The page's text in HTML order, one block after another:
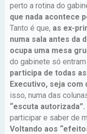
perto a rotina do
que nada acontece
Tanto é que, as ex-
numa sala antes da
ocupa uma mesa
do gabinete só
participa de todas
Executivo, seja
isso, numa das
“escuta autorizada”.
participar e saber de
Voltando aos